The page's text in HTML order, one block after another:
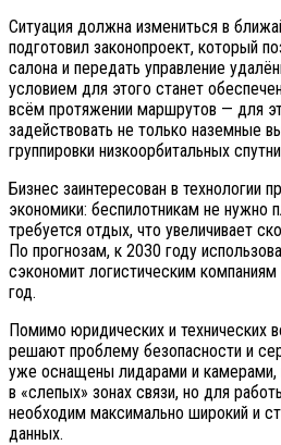
Ситуация должна измениться в
подготовил законопроект, который
салона и передать управление
условием для этого станет
всём протяжении маршрутов — для
задействовать не только наземные
группировки низкоорбитальных
Бизнес заинтересован в технологии
экономики: беспилотникам не нужно
требуется отдых, что увеличивает
По прогнозам, к 2030 году
сэкономит логистическим
год.
Помимо юридических и технических
решают проблему безопасности и
уже оснащены лидарами и
в «слепых» зонах связи, но для
необходим максимально широкий и
данных.